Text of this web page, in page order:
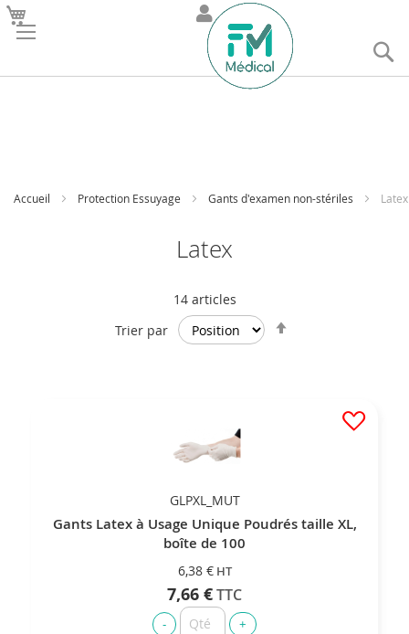
Accueil Protection Essuyage Gants d'examen non-stériles Latex
Latex
14articles
Trier par
GLPXL_MUT
Gants Latex à Usage Unique Poudrés taille XL,
boîte de 100
6,38 €
7,66 €